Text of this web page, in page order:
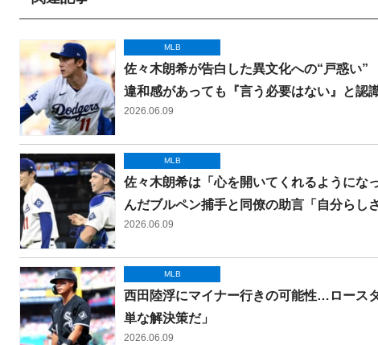
MLB
佐々木朗希が告白した異文化への“戸惑い
違和感があっても『言う必要はない』と認
2026.06.09
MLB
佐々木朗希は「心を開いてくれるように
んだブルペン捕手と同僚の助言「自分らし
2026.06.09
MLB
西田陸浮にマイナー行きの可能性…ロース
単な解決策だ」
2026.06.09